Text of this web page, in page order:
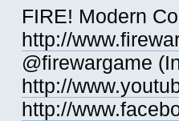
FIRE! Modern
http://
@firewargame
http://
http://